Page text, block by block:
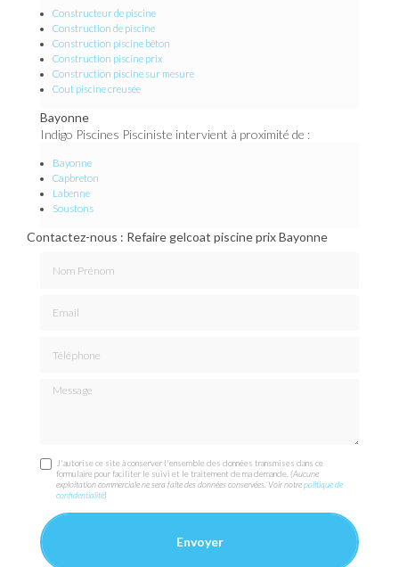
Constructeur de piscine
Construction de piscine
Construction piscine béton
Construction piscine prix
Construction piscine sur mesure
Cout piscine creusée
Bayonne
Indigo Piscines Pisciniste intervient à proximité de :
Bayonne
Capbreton
Labenne
Soustons
Contactez-nous : Refaire gelcoat piscine prix Bayonne
Message
J'autorise ce site à conserver l'ensemble des données transmises dans ce
formulaire pour faciliter le suivi et le traitement de ma demande.(Aucune
exploitation commerciale ne sera faite des données conservées. Voir notrepolitique de
confidentialité)